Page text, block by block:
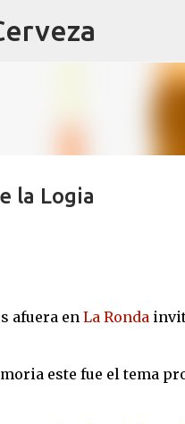
la Logia
afuera en La Ronda
este fue el tema